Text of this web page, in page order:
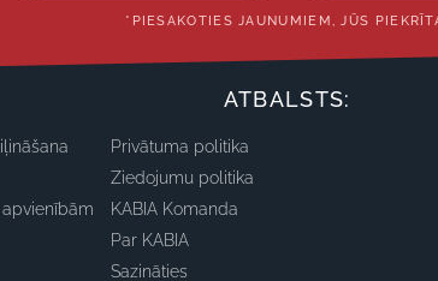
*PIESAKOTIES JAUNUMIEM, JŪS
ATBALSTS:
Privātuma politika
Ziedojumu politika
KABIA Komanda
Par KABIA
Sazināties